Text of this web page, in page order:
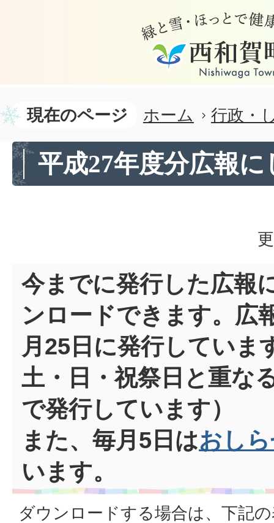
現在のページ ホーム 行政・
平成27年度分広報に
今までに発行した広報
ンロードできます。広
月25日に発行していま
土・日・祝祭日と重な
で発行しています）
また、毎月5日はおし
います。
ダウンロードする場合は、下記